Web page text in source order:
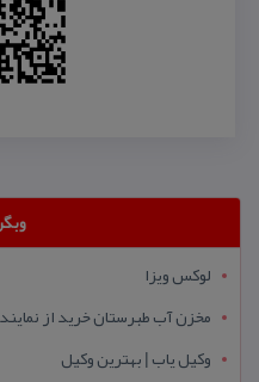
لوکس ویزا
مخزن آب طبرستان خرید از
وکیل یاب | بهترین وکیل